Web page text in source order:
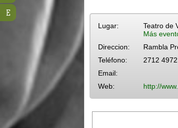
Lugar:
Teatro de
Más
Direccion:
Rambla
Teléfono:
2712 4972
Email:
Web:
http://
E